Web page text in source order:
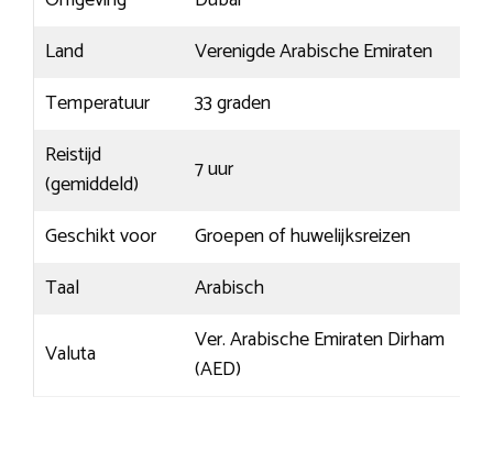
Land
Verenigde Arabische Emiraten
Temperatuur
33 graden
Reistijd
(gemiddeld)
7 uur
Geschikt voor
Groepen of huwelijksreizen
Taal
Arabisch
Valuta
Ver. Arabische Emiraten Dirham
(AED)